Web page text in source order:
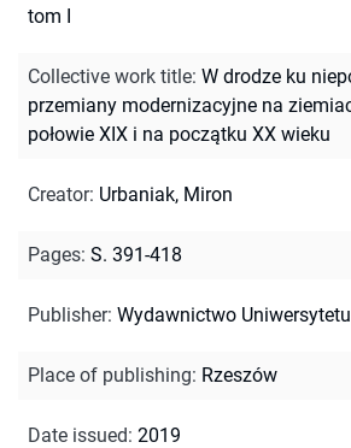
tom I
Collective work title: W drodze ku
przemiany modernizacyjne na
połowie XIX i na początku XX wieku
Creator: Urbaniak, Miron
Pages: S. 391-418
Publisher: Wydawnictwo
Place of publishing: Rzeszów
Date issued: 2019